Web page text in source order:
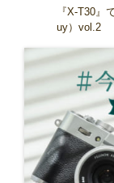
『X-T30
uy）vol.2